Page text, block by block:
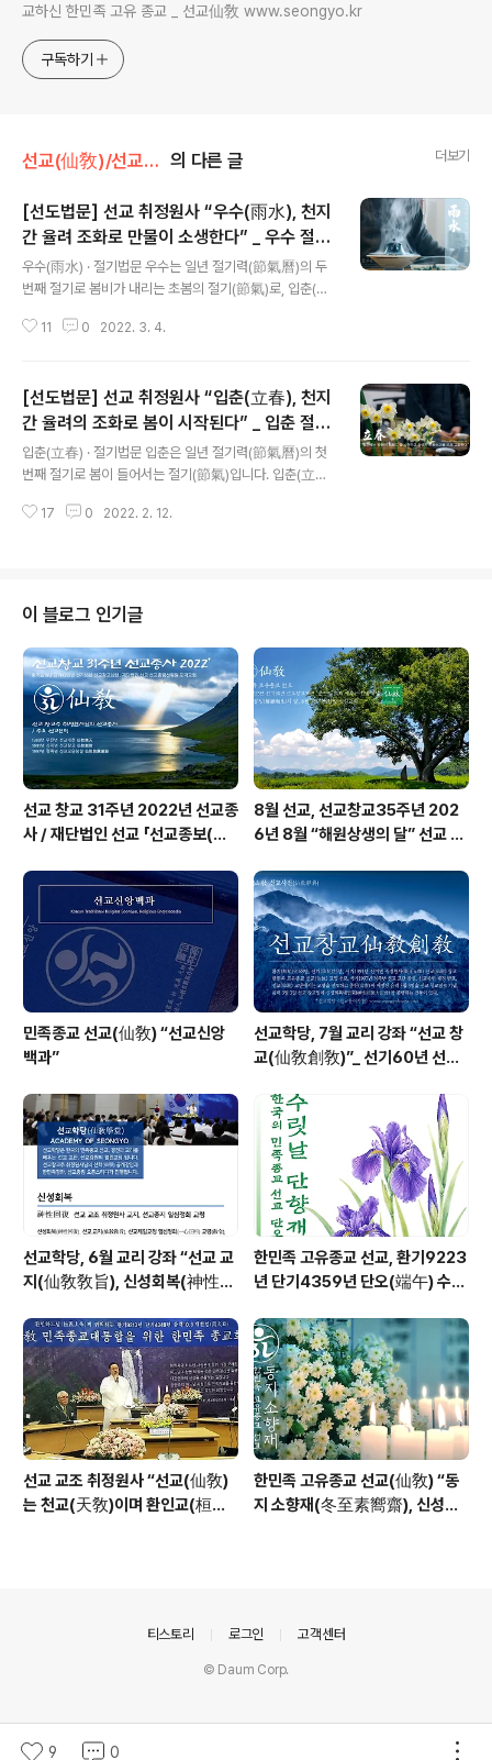
교하신 한민족 고유 종교 _ 선교仙敎 www.seongyo.kr
구독하기
선교(仙敎)/선교수행 의 다른 글 더보기
[선도법문] 선교 취정원사 “우수(雨水), 천지
간 율려 조화로 만물이 소생한다” _ 우수 절기
법문
우수(雨水) · 절기법문 우수는 일년 절기력(節氣曆)의 두
번째 절기로 봄비가 내리는 초봄의 절기(節氣)로, 입춘(立
일경, 태양이 황경 330°의 위치에 있을 때에 듭니다. 우수
대동강 물이 풀린다.’ 는 말도 생겨났습니다. 흔히 양력 2월
말에서 3월 초 꽃샘추위라 하여 매서운 추위가 잠시 기승
을 부리지만, 이미 우수 무렵이면 날씨가 많이 풀리고 온화
해져 초목에 싹틉니다. 민족종교 선교(仙敎)에서는 24절
기 중 두번째 절기 우수(雨水) 절기에 맞는 선도수행법을
전수합니다. 2021년 우수(雨水) 절기에 선교(仙敎)에서
11 0 2022. 3. 4.
[선도법문] 선교 취정원사 “입춘(立春), 천지
간 율려의 조화로 봄이 시작된다” _ 입춘 절기
법문
입춘(立春) · 절기법문 입춘은 일년 절기력(節氣曆)의 첫
번째 절기로 봄이 들어서는 절기(節氣)입니다. 입춘(立春)
작된다는 의미입니다. 입춘에 비가 오면 “입춘우(立春
4절기 중 첫번째 절기 입춘(立春) 절기에 “입춘치성”을 하
며, 입춘첩과 봄나물을 나누어 포덕교화합니다. 선교 창교
주 취정원사님께서 선교수행대중에 내리신 “천지인합일
선농무일여 참선, 농선, 무예선 _ 선교수행”에 근거하여, 선
교에서는 입춘일 후 첫 해일(亥日)에 선농제(先農祭)를
지내며 농선(農禪)수행에의 의지를..
17 0 2022. 2. 12.
이 블로그 인기글
선교 창교 31주년 2022년 선교종
사 / 재단법인 선교 「선교종보(仙
8월 선교, 선교창교35주년 202
6년 8월 “해원상생의 달” 선교 법
민족종교 선교(仙敎) “선교신앙
백과”
선교학당, 7월 교리 강좌 “선교 창
교(仙敎創敎)”_ 선기60년 선교
선교학당, 6월 교리 강좌 “선교 교
지(仙敎敎旨), 신성회복(神性回
열린학당
한민족 고유종교 선교, 환기9223
년 단기4359년 단오(端午) 수릿
사님 신성교화법문
선교 교조 취정원사 “선교(仙敎)
는 천교(天敎)이며 환인교(桓因
한민족 고유종교 선교(仙敎) “동
지 소향재(冬至素嚮齋), 신성의
9 0
티스토리 로그인 고객센터
© Daum Corp.